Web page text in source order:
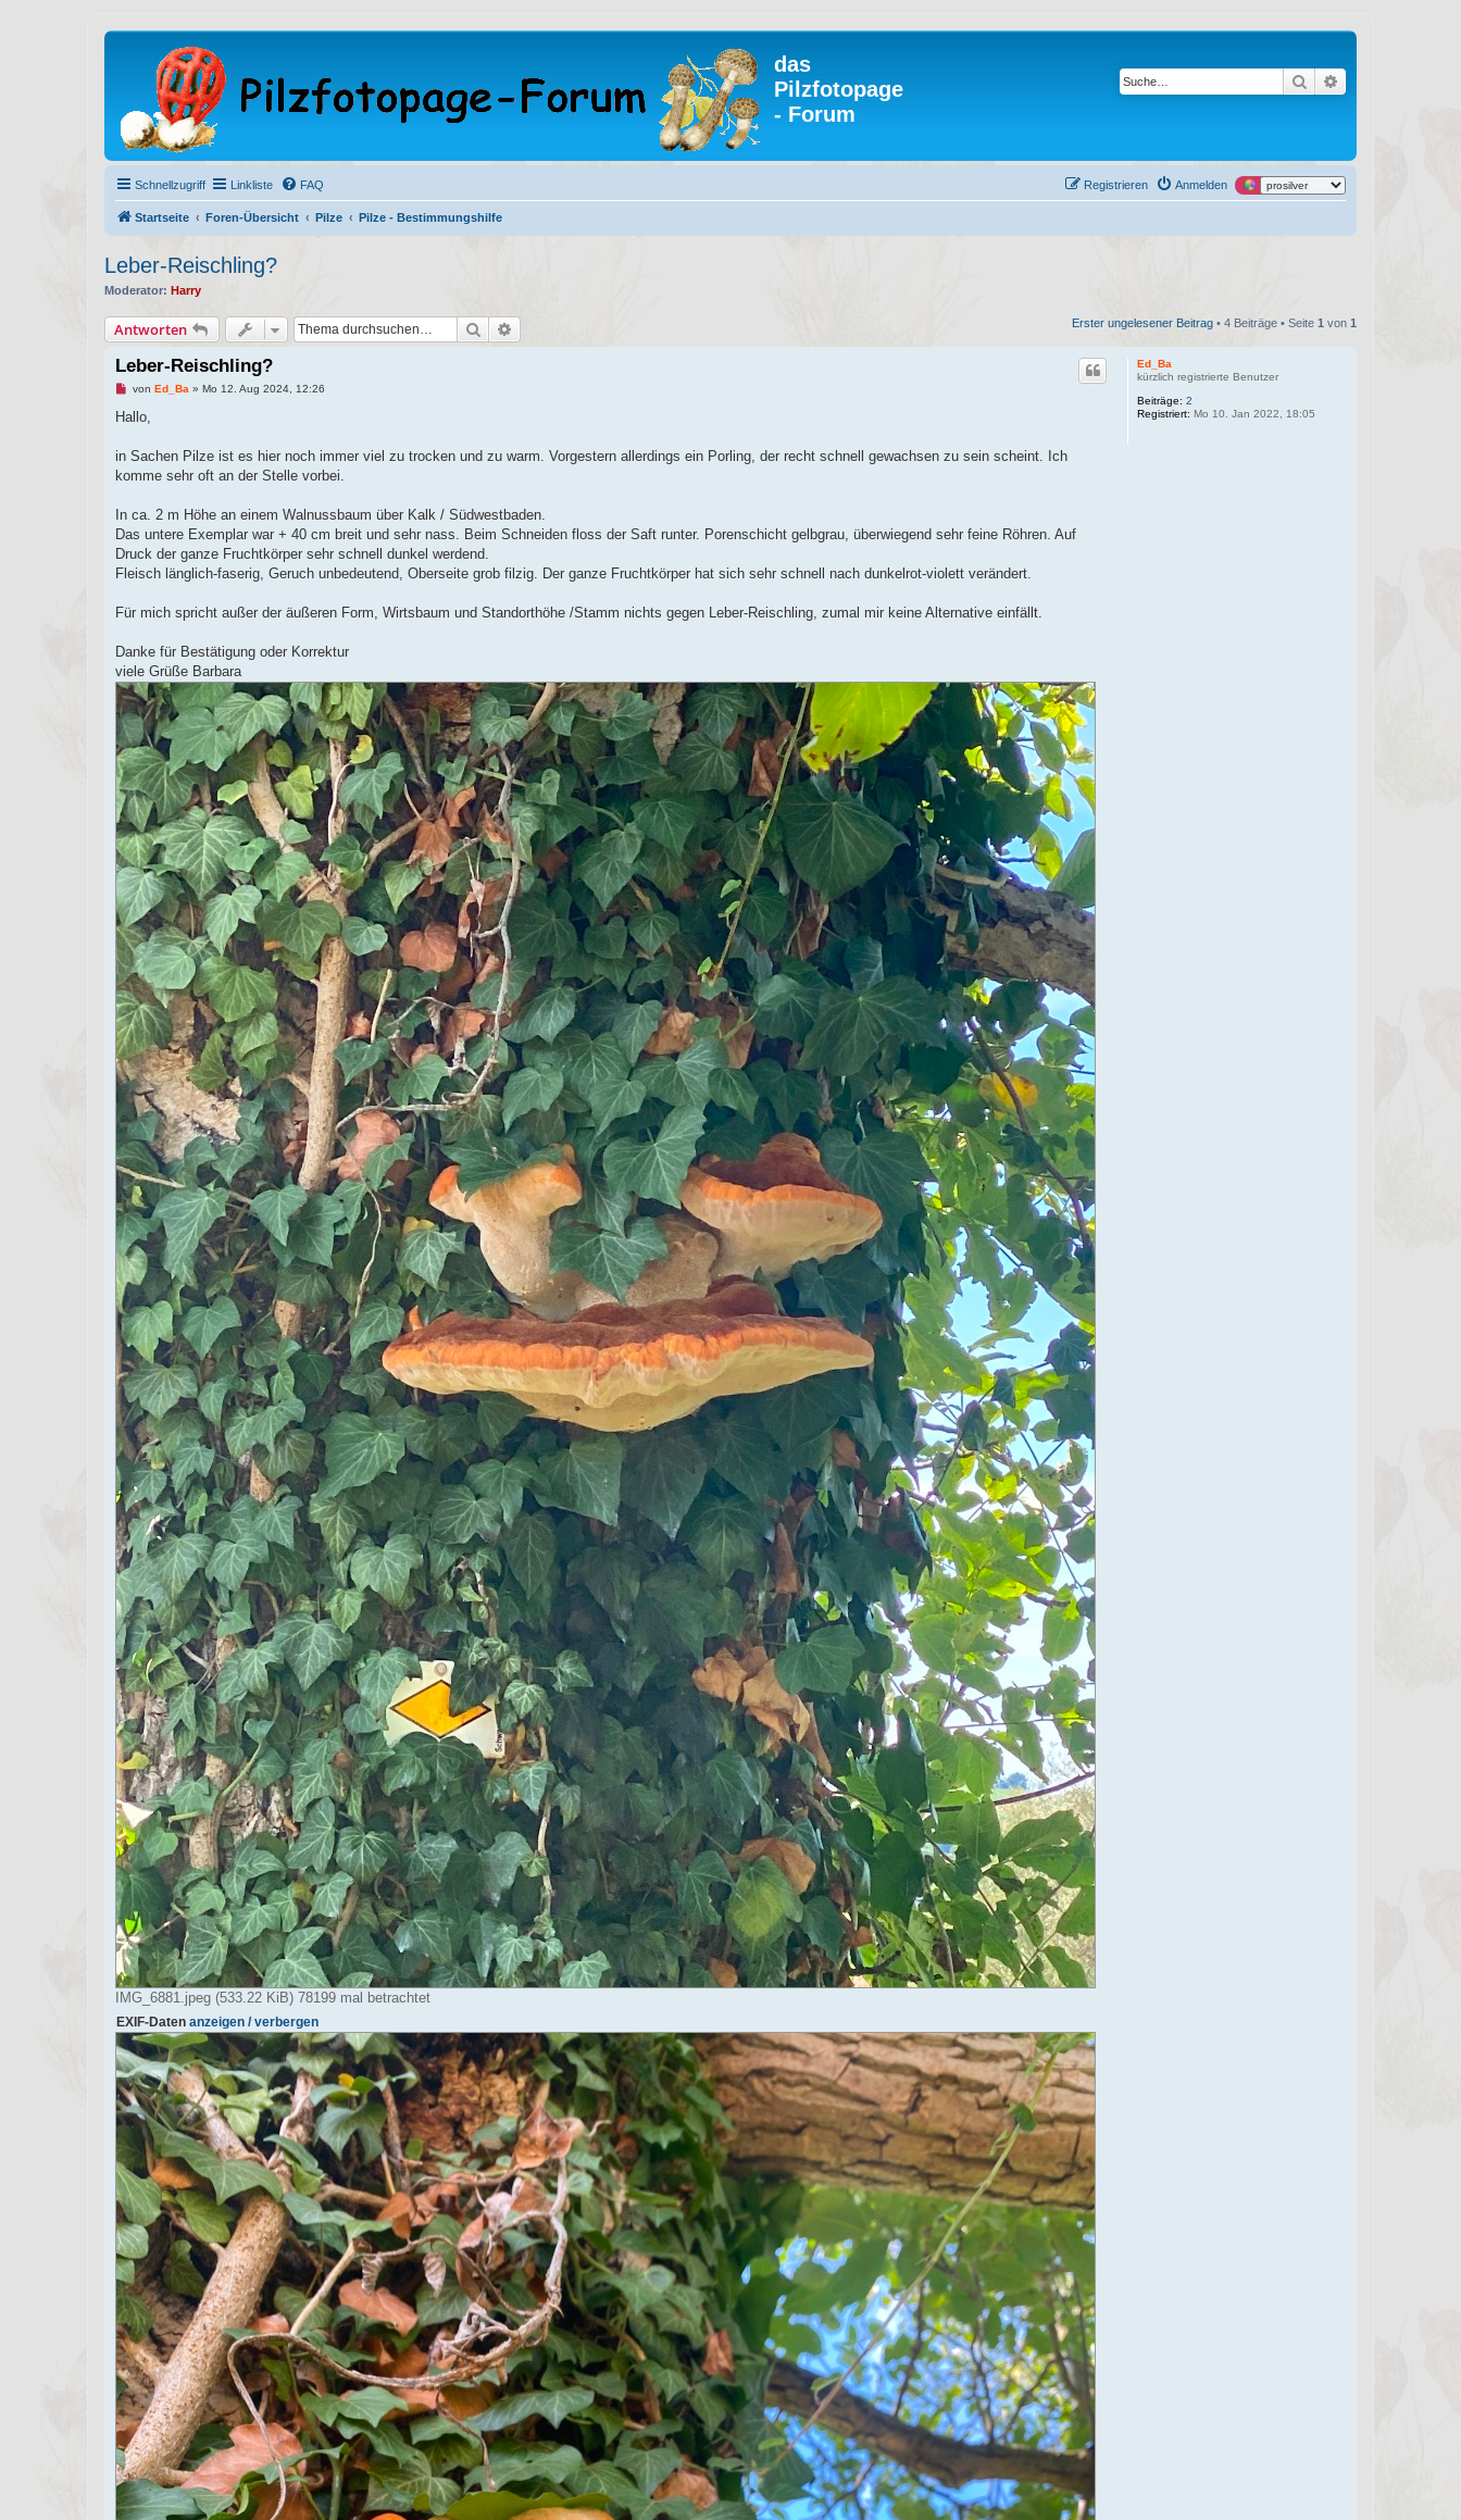
das
Pilzfotopage
- Forum
Suche
Schnellzugriff Linkliste FAQ Anmelden
Registrieren
Startseite Foren-Übersicht Pilze Pilze - Bestimmungshilfe
Leber-Reischling?
Moderator: Harry
Antworten Suche Erster ungelesener Beitrag • 4 Beiträge • Seite 1 von 1
Ed_Ba
kürzlich registrierte Benutzer
Beiträge: 2
Registriert: Mo 10. Jan 2022, 18:05
Leber-Reischling?
U
g
e
e
B
i
t
g
von Ed_Ba » Mo 12. Aug 2024, 12:26
Hallo,
in Sachen Pilze ist es hier noch immer viel zu trocken und zu warm. Vorgestern allerdings ein Porling, der recht schnell gewachsen zu sein scheint. Ich
komme sehr oft an der Stelle vorbei.
In ca. 2 m Höhe an einem Walnussbaum über Kalk / Südwestbaden.
Das untere Exemplar war + 40 cm breit und sehr nass. Beim Schneiden floss der Saft runter. Porenschicht gelbgrau, überwiegend sehr feine Röhren. Auf
Druck der ganze Fruchtkörper sehr schnell dunkel werdend.
Fleisch länglich-faserig, Geruch unbedeutend, Oberseite grob filzig. Der ganze Fruchtkörper hat sich sehr schnell nach dunkelrot-violett verändert.
Für mich spricht außer der äußeren Form, Wirtsbaum und Standorthöhe /Stamm nichts gegen Leber-Reischling, zumal mir keine Alternative einfällt.
Danke für Bestätigung oder Korrektur
viele Grüße Barbara
IMG_6881.jpeg (533.22 KiB) 78199 mal betrachtet
EXIF-Daten anzeigen / verbergen